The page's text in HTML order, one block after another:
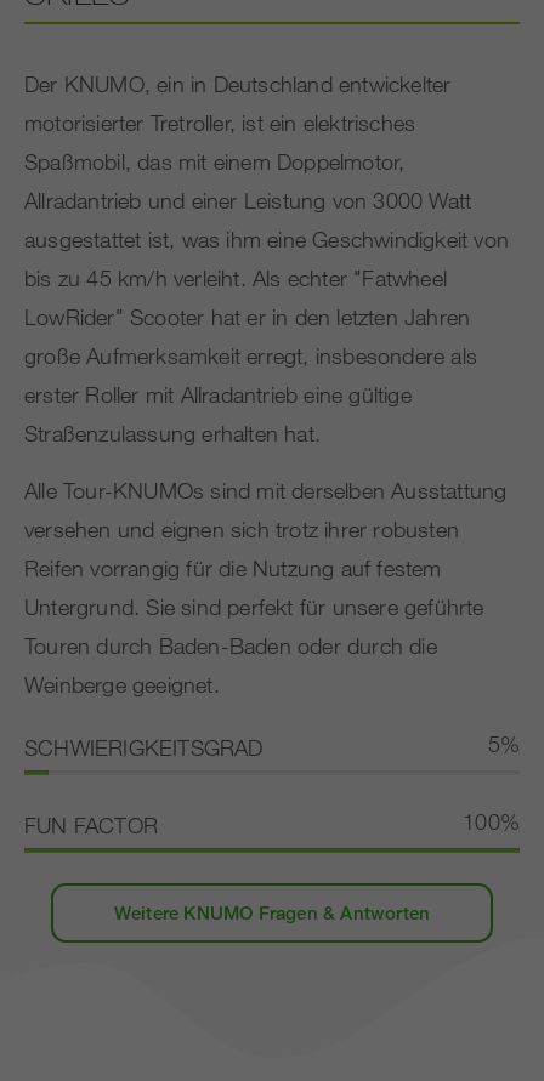
Der KNUMO, ein in Deutschland entwickelter
motorisierter Tretroller, ist ein elektrisches
Spaßmobil, das mit einem Doppelmotor,
Allradantrieb und einer Leistung von 3000 Watt
ausgestattet ist, was ihm eine Geschwindigkeit von
bis zu 45 km/h verleiht. Als echter "Fatwheel
LowRider" Scooter hat er in den letzten Jahren
große Aufmerksamkeit erregt, insbesondere als
erster Roller mit Allradantrieb eine gültige
Straßenzulassung erhalten hat.
Alle Tour-KNUMOs sind mit derselben Ausstattung
versehen und eignen sich trotz ihrer robusten
Reifen vorrangig für die Nutzung auf festem
Untergrund. Sie sind perfekt für unsere geführte
Touren durch Baden-Baden oder durch die
Weinberge geeignet.
SCHWIERIGKEITSGRAD 5%
FUN FACTOR 100%
Weitere KNUMO Fragen & Antworten